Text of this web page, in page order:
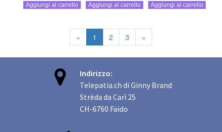
Aggiungi al carrello
Aggiungi al carrello
Aggiungi al carrello
« 1 2 3 »

Indirizzo:
Telepatia.ch di Ginny Brand
Strèda da Carì 25
CH-6760 Faido